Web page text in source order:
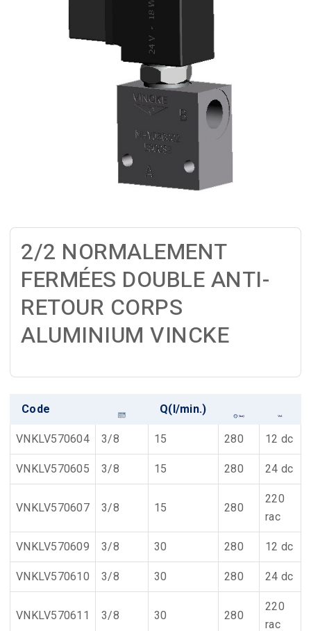
2/2 NORMALEMENT
FERMÉES DOUBLE ANTI-
RETOUR CORPS
ALUMINIUM VINCKE
Code Q(l/min.)
VNKLV570604 3/8 15 280 12 dc
VNKLV570605 3/8 15 280 24 dc
VNKLV570607 3/8 15 280
220
rac
VNKLV570609 3/8 30 280 12 dc
VNKLV570610 3/8 30 280 24 dc
VNKLV570611 3/8 30 280
220
rac